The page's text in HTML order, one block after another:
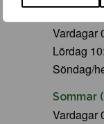
Vardagar
Lördag
Söndag/
Sommar
Vardagar